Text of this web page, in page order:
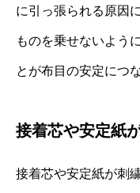
に引っ張られる原因
ものを乗せないよう
とが布目の安定につ
接着芯や安定紙
接着芯や安定紙が刺